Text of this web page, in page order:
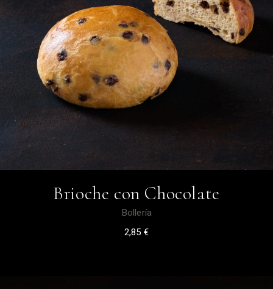
Brioche con Chocolate
Bollería
2,85 €